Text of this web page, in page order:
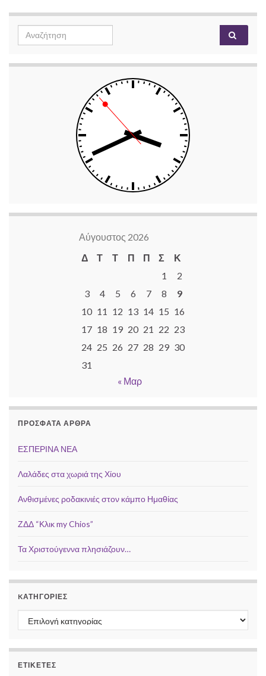
Search
for:
Αύγουστος 2026
Δ
Τ Τ Π Π Σ
Κ
1
2
3
4 5 6 7 8
9
10 11 12 13 14 15 16
17 18 19 20 21 22 23
24 25 26 27 28 29 30
31
« Μαρ
ΠΡΌΣΦΑΤΑ ΆΡΘΡΑ
ΕΣΠΕΡΙΝΑ ΝΕΑ
Λαλάδες στα χωριά της Χίου
Ανθισμένες ροδακινιές στον κάμπο Ημαθίας
ΖΔΔ “Κλικ my Chios”
Τα Χριστούγεννα πλησιάζουν…
KΑΤΗΓΟΡΊΕΣ
Kατηγορίες
ΕΤΙΚΈΤΕΣ